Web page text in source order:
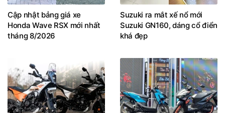
Cập nhật bảng giá xe
Honda Wave RSX mới nhất
tháng 8/2026
Suzuki ra mắt xế nổ mới
Suzuki GN160, dáng cổ điển
khá đẹp